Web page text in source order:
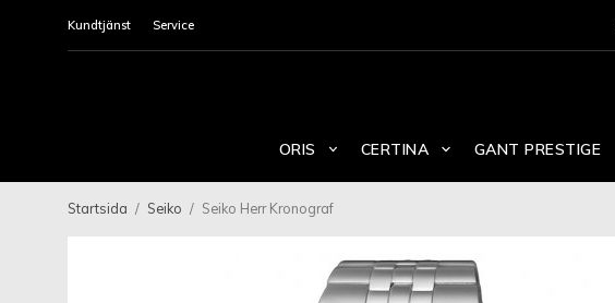
Kundtjänst Service
ORIS CERTINA GANT PRESTIGE
Startsida / Seiko / Seiko Herr Kronograf